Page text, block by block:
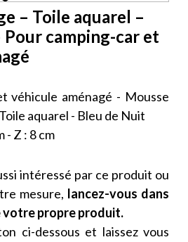
– Toile aquarel –
camping-car et
véhicule aménagé - Mousse
aquarel - Bleu de Nuit
- Z : 8 cm
intéressé par ce produit ou
mesure, lancez-vous dans
propre produit.
ci-dessous et laissez vous